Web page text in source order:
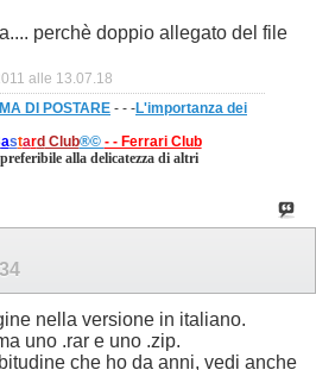
perchè doppio allegato del file
alle 13.07.18
DI POSTARE - - -L'importanza dei
astardClub®© - - Ferrari Club
alla delicatezza di altri
nella versione in italiano.
uno .rar e uno .zip.
che ho da anni, vedi anche